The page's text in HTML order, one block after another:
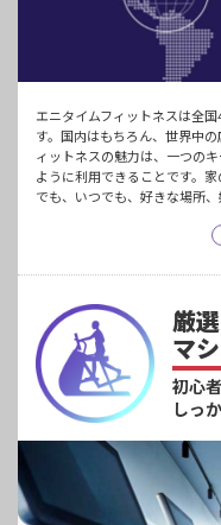
エニタイムフィットネスは全
す。国内はもちろん、世界中
ィットネスの魅力は、一つの
ように利用できることです。
でも、いつでも、好きな場所
厳
マ
初心
しっ